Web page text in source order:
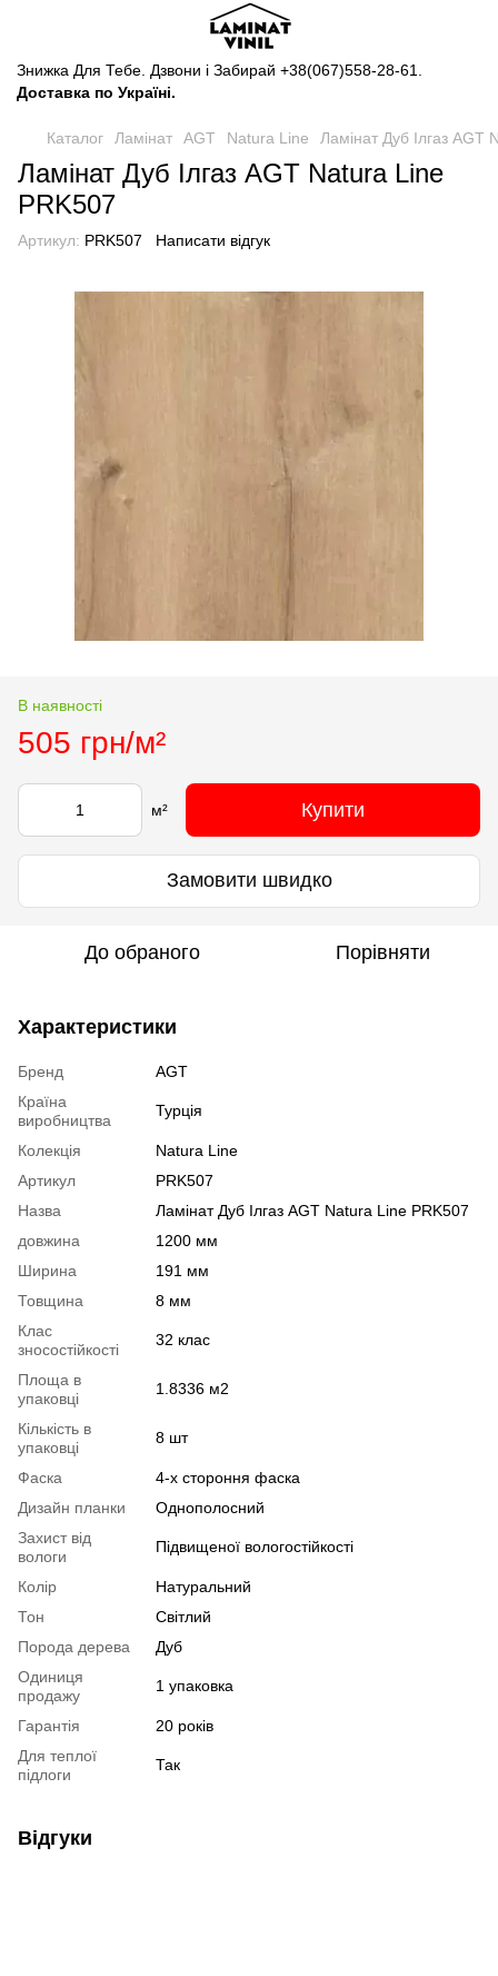
Знижка Для Тебе. Дзвони і Забирай +38(067)558-28-61
Доставка по Україні.
Каталог Ламінат AGT Natura Line Ламінат Дуб Ілгаз AGT
Ламінат Дуб Ілгаз AGT Natura Line
PRK507
Артикул: PRK507 Написати відгук
В наявності
505 грн/м²
м² Купити
Замовити швидко
До обраного Порівняти
Характеристики
Бренд
AGT
Країна
виробництва
Турція
Колекція
Natura Line
Артикул
PRK507
Назва
Ламінат Дуб Ілгаз AGT Natura Line PRK507
довжина
1200 мм
Ширина
191 мм
Товщина
8 мм
Клас
зносостійкості
32 клас
Площа в
упаковці
1.8336 м2
Кількість в
упаковці
8 шт
Фаска
4-х стороння фаска
Дизайн планки
Однополосний
Захист від
вологи
Підвищеної вологостійкості
Колір
Натуральний
Тон
Світлий
Порода дерева
Дуб
Одиниця
продажу
1 упаковка
Гарантія
20 років
Для теплої
підлоги
Так
Відгуки